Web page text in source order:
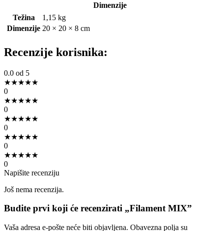
Dimenzije
Težina
1,15 kg
Dimenzije 20 × 20 × 8 cm
Recenzije korisnika:
0.0 od 5
★★★★★
0
★★★★★
0
★★★★★
0
★★★★★
0
★★★★★
0
Napišite recenziju
Još nema recenzija.
Budite prvi koji će recenzirati „Filament MIX”
Vaša adresa e-pošte neće biti objavljena. Obavezna polja su